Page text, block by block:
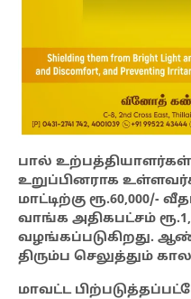
பால் உற்பத்தியாளர்கள்
உறுப்பினராக
மாட்டிற்கு ரூ.60,000/-
வாங்க அதிகபட்சம்
வழங்கப்படுகிறது.
திரும்ப செலுத்தும்
மாவட்ட